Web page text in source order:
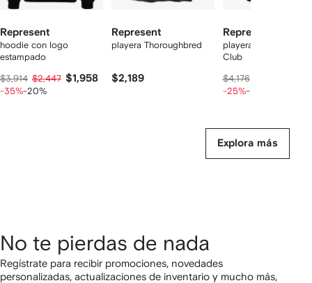
Represent
hoodie con logo
estampado
$3,914 $2,447 $1,958
-35%-20%
Represent
playera Thoroughbred
$2,189
Represent
playera Patron of The
Club
$4,176
-25%-20%
Explora más
No te pierdas de nada
Regístrate para recibir promociones, novedades
personalizadas, actualizaciones de inventario y mucho más,